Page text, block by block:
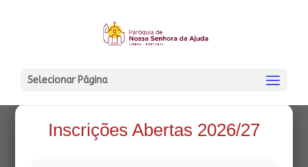
Selecionar Página
Inscrições Abertas 2026/27